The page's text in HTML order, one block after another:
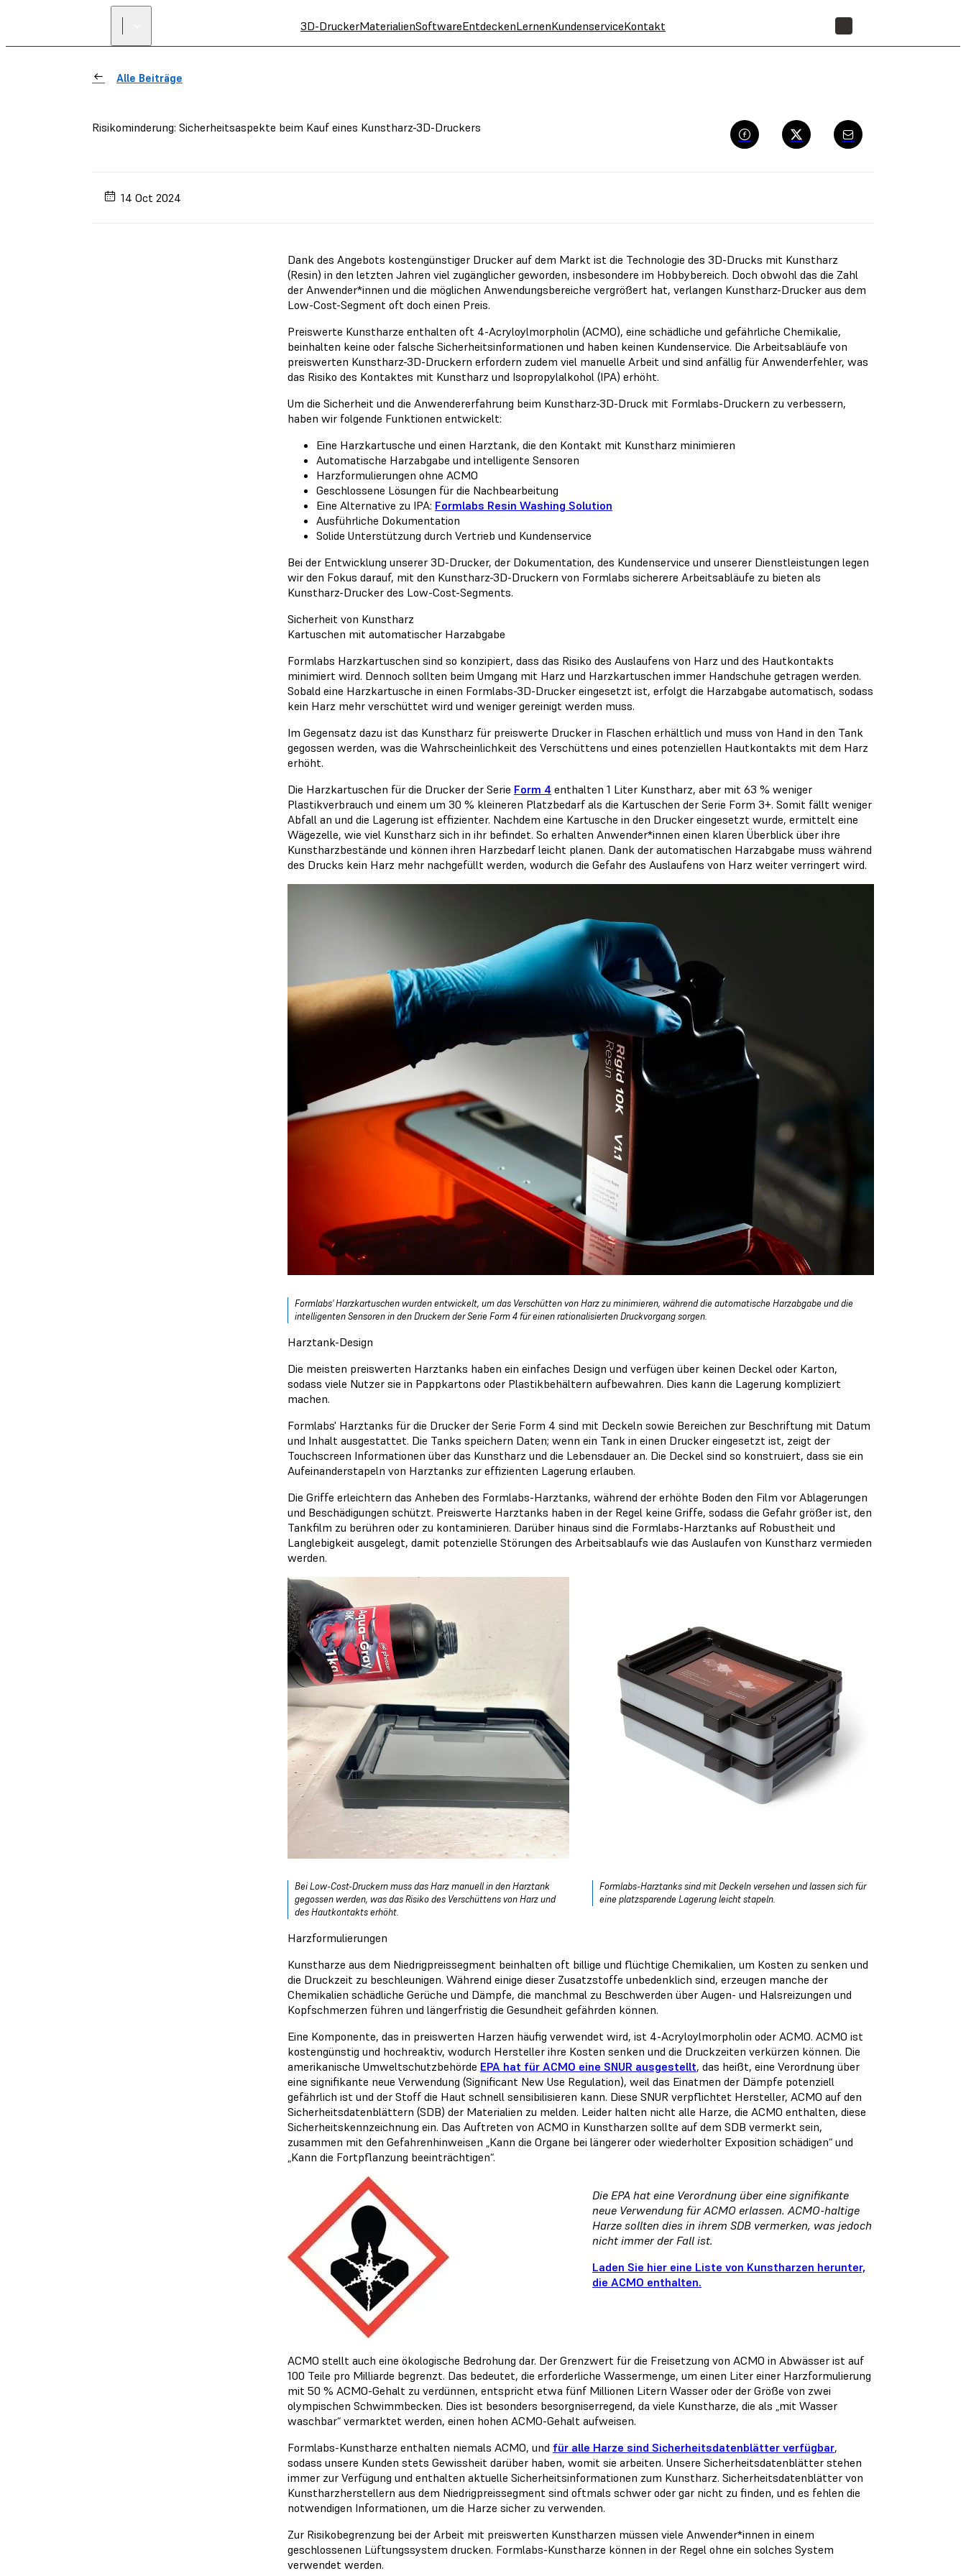
3D-DruckerMaterialienSoftwareEntdeckenLernenKundenserviceKontakt
Alle Beiträge
Risikominderung: Sicherheitsaspekte beim Kauf eines Kunstharz-3D-Druckers
14 Oct 2024
Dank des Angebots kostengünstiger Drucker auf dem Markt ist die Technologie des 3D-Drucks mit Kunstharz
(Resin) in den letzten Jahren viel zugänglicher geworden, insbesondere im Hobbybereich. Doch obwohl das die Zahl
der Anwender*innen und die möglichen Anwendungsbereiche vergrößert hat, verlangen Kunstharz-Drucker aus dem
Low-Cost-Segment oft doch einen Preis.
Preiswerte Kunstharze enthalten oft 4-Acryloylmorpholin (ACMO), eine schädliche und gefährliche Chemikalie,
beinhalten keine oder falsche Sicherheitsinformationen und haben keinen Kundenservice. Die Arbeitsabläufe von
preiswerten Kunstharz-3D-Druckern erfordern zudem viel manuelle Arbeit und sind anfällig für Anwenderfehler, was
das Risiko des Kontaktes mit Kunstharz und Isopropylalkohol (IPA) erhöht.
Um die Sicherheit und die Anwendererfahrung beim Kunstharz-3D-Druck mit Formlabs-Druckern zu verbessern,
haben wir folgende Funktionen entwickelt:
Eine Harzkartusche und einen Harztank, die den Kontakt mit Kunstharz minimieren
Automatische Harzabgabe und intelligente Sensoren
Harzformulierungen ohne ACMO
Geschlossene Lösungen für die Nachbearbeitung
Eine Alternative zu IPA: Formlabs Resin Washing Solution
Ausführliche Dokumentation
Solide Unterstützung durch Vertrieb und Kundenservice
Bei der Entwicklung unserer 3D-Drucker, der Dokumentation, des Kundenservice und unserer Dienstleistungen legen
wir den Fokus darauf, mit den Kunstharz-3D-Druckern von Formlabs sicherere Arbeitsabläufe zu bieten als
Kunstharz-Drucker des Low-Cost-Segments.
Sicherheit von Kunstharz
Kartuschen mit automatischer Harzabgabe
Formlabs Harzkartuschen sind so konzipiert, dass das Risiko des Auslaufens von Harz und des Hautkontakts
minimiert wird. Dennoch sollten beim Umgang mit Harz und Harzkartuschen immer Handschuhe getragen werden.
Sobald eine Harzkartusche in einen Formlabs-3D-Drucker eingesetzt ist, erfolgt die Harzabgabe automatisch, sodass
kein Harz mehr verschüttet wird und weniger gereinigt werden muss.
Im Gegensatz dazu ist das Kunstharz für preiswerte Drucker in Flaschen erhältlich und muss von Hand in den Tank
gegossen werden, was die Wahrscheinlichkeit des Verschüttens und eines potenziellen Hautkontakts mit dem Harz
erhöht.
Die Harzkartuschen für die Drucker der Serie Form 4 enthalten 1 Liter Kunstharz, aber mit 63 % weniger
Plastikverbrauch und einem um 30 % kleineren Platzbedarf als die Kartuschen der Serie Form 3+. Somit fällt weniger
Abfall an und die Lagerung ist effizienter. Nachdem eine Kartusche in den Drucker eingesetzt wurde, ermittelt eine
Wägezelle, wie viel Kunstharz sich in ihr befindet. So erhalten Anwender*innen einen klaren Überblick über ihre
Kunstharzbestände und können ihren Harzbedarf leicht planen. Dank der automatischen Harzabgabe muss während
des Drucks kein Harz mehr nachgefüllt werden, wodurch die Gefahr des Auslaufens von Harz weiter verringert wird.
Formlabs' Harzkartuschen wurden entwickelt, um das Verschütten von Harz zu minimieren, während die automatische Harzabgabe und die
intelligenten Sensoren in den Druckern der Serie Form 4 für einen rationalisierten Druckvorgang sorgen.
Harztank-Design
Die meisten preiswerten Harztanks haben ein einfaches Design und verfügen über keinen Deckel oder Karton,
sodass viele Nutzer sie in Pappkartons oder Plastikbehältern aufbewahren. Dies kann die Lagerung kompliziert
machen.
Formlabs' Harztanks für die Drucker der Serie Form 4 sind mit Deckeln sowie Bereichen zur Beschriftung mit Datum
und Inhalt ausgestattet. Die Tanks speichern Daten; wenn ein Tank in einen Drucker eingesetzt ist, zeigt der
Touchscreen Informationen über das Kunstharz und die Lebensdauer an. Die Deckel sind so konstruiert, dass sie ein
Aufeinanderstapeln von Harztanks zur effizienten Lagerung erlauben.
Die Griffe erleichtern das Anheben des Formlabs-Harztanks, während der erhöhte Boden den Film vor Ablagerungen
und Beschädigungen schützt. Preiswerte Harztanks haben in der Regel keine Griffe, sodass die Gefahr größer ist, den
Tankfilm zu berühren oder zu kontaminieren. Darüber hinaus sind die Formlabs-Harztanks auf Robustheit und
Langlebigkeit ausgelegt, damit potenzielle Störungen des Arbeitsablaufs wie das Auslaufen von Kunstharz vermieden
werden.
Bei Low-Cost-Druckern muss das Harz manuell in den Harztank
gegossen werden, was das Risiko des Verschüttens von Harz und
des Hautkontakts erhöht.
Formlabs-Harztanks sind mit Deckeln versehen und lassen sich für
eine platzsparende Lagerung leicht stapeln.
Harzformulierungen
Kunstharze aus dem Niedrigpreissegment beinhalten oft billige und flüchtige Chemikalien, um Kosten zu senken und
die Druckzeit zu beschleunigen. Während einige dieser Zusatzstoffe unbedenklich sind, erzeugen manche der
Chemikalien schädliche Gerüche und Dämpfe, die manchmal zu Beschwerden über Augen- und Halsreizungen und
Kopfschmerzen führen und längerfristig die Gesundheit gefährden können.
Eine Komponente, das in preiswerten Harzen häufig verwendet wird, ist 4-Acryloylmorpholin oder ACMO. ACMO ist
kostengünstig und hochreaktiv, wodurch Hersteller ihre Kosten senken und die Druckzeiten verkürzen können. Die
amerikanische Umweltschutzbehörde EPA hat für ACMO eine SNUR ausgestellt, das heißt, eine Verordnung über
eine signifikante neue Verwendung (Significant New Use Regulation), weil das Einatmen der Dämpfe potenziell
gefährlich ist und der Stoff die Haut schnell sensibilisieren kann. Diese SNUR verpflichtet Hersteller, ACMO auf den
Sicherheitsdatenblättern (SDB) der Materialien zu melden. Leider halten nicht alle Harze, die ACMO enthalten, diese
Sicherheitskennzeichnung ein. Das Auftreten von ACMO in Kunstharzen sollte auf dem SDB vermerkt sein,
zusammen mit den Gefahrenhinweisen „Kann die Organe bei längerer oder wiederholter Exposition schädigen“ und
„Kann die Fortpflanzung beeinträchtigen“.
Die EPA hat eine Verordnung über eine signifikante
neue Verwendung für ACMO erlassen. ACMO-haltige
Harze sollten dies in ihrem SDB vermerken, was jedoch
nicht immer der Fall ist.
Laden Sie hier eine Liste von Kunstharzen herunter,
die ACMO enthalten.
ACMO stellt auch eine ökologische Bedrohung dar. Der Grenzwert für die Freisetzung von ACMO in Abwässer ist auf
100 Teile pro Milliarde begrenzt. Das bedeutet, die erforderliche Wassermenge, um einen Liter einer Harzformulierung
mit 50 % ACMO-Gehalt zu verdünnen, entspricht etwa fünf Millionen Litern Wasser oder der Größe von zwei
olympischen Schwimmbecken. Dies ist besonders besorgniserregend, da viele Kunstharze, die als „mit Wasser
waschbar“ vermarktet werden, einen hohen ACMO-Gehalt aufweisen.
Formlabs-Kunstharze enthalten niemals ACMO, und für alle Harze sind Sicherheitsdatenblätter verfügbar,
sodass unsere Kunden stets Gewissheit darüber haben, womit sie arbeiten. Unsere Sicherheitsdatenblätter stehen
immer zur Verfügung und enthalten aktuelle Sicherheitsinformationen zum Kunstharz. Sicherheitsdatenblätter von
Kunstharzherstellern aus dem Niedrigpreissegment sind oftmals schwer oder gar nicht zu finden, und es fehlen die
notwendigen Informationen, um die Harze sicher zu verwenden.
Zur Risikobegrenzung bei der Arbeit mit preiswerten Kunstharzen müssen viele Anwender*innen in einem
geschlossenen Lüftungssystem drucken. Formlabs-Kunstharze können in der Regel ohne ein solches System
verwendet werden.